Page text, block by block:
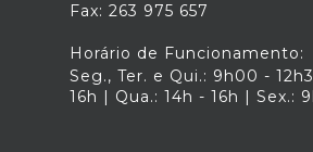
Fax: 263 975 657
Horário de Funcionamento:
Seg., Ter. e Qui.: 9h00 -
16h | Qua.: 14h - 16h | Sex.: